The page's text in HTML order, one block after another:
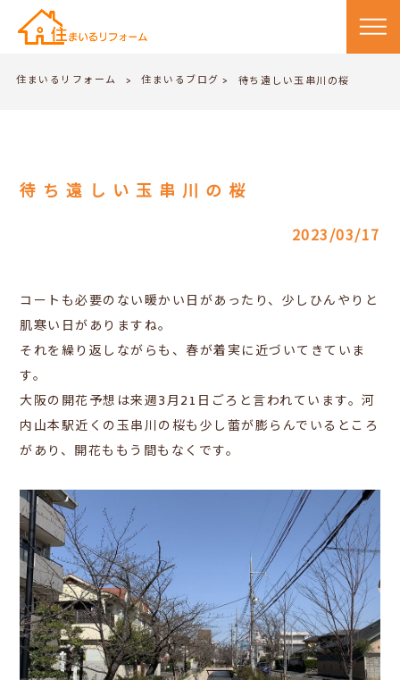
住まいるリフォーム > 住まいるブログ > 待ち遠しい玉串川の桜
待ち遠しい玉串川の桜
2023/03/17
コートも必要のない暖かい日があったり、少しひんやりと
肌寒い日がありますね。
それを繰り返しながらも、春が着実に近づいてきていま
す。
大阪の開花予想は来週3月21日ごろと言われています。河
内山本駅近くの玉串川の桜も少し蕾が膨らんでいるところ
があり、開花ももう間もなくです。